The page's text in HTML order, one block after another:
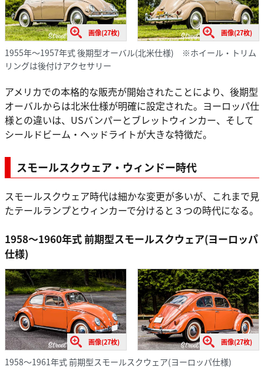
画像(27枚) 画像(27枚)
1955年～1957年式 後期型オーバル(北米仕様) ※ホイール・トリム
リングは後付けアクセサリー
アメリカでの本格的な販売が開始されたことにより、後期型
オーバルからは北米仕様が明確に設定された。ヨーロッパ仕
様との違いは、USバンパーとブレットウィンカー、そして
シールドビーム・ヘッドライトが大きな特徴だ。
スモールスクウェア・ウィンドー時代
スモールスクウェア時代は細かな変更が多いが、これまで見
たテールランプとウィンカーで分けると３つの時代になる。
1958～1960年式 前期型スモールスクウェア(ヨーロッパ
仕様)
画像(27枚) 画像(27枚)
1958～1961年式 前期型スモールスクウェア(ヨーロッパ仕様)